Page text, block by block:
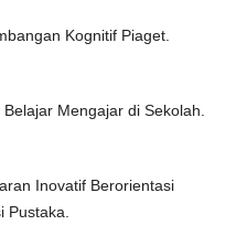
Kognitif Piaget.
Mengajar di Sekolah.
Inovatif Berorientasi
Pustaka.